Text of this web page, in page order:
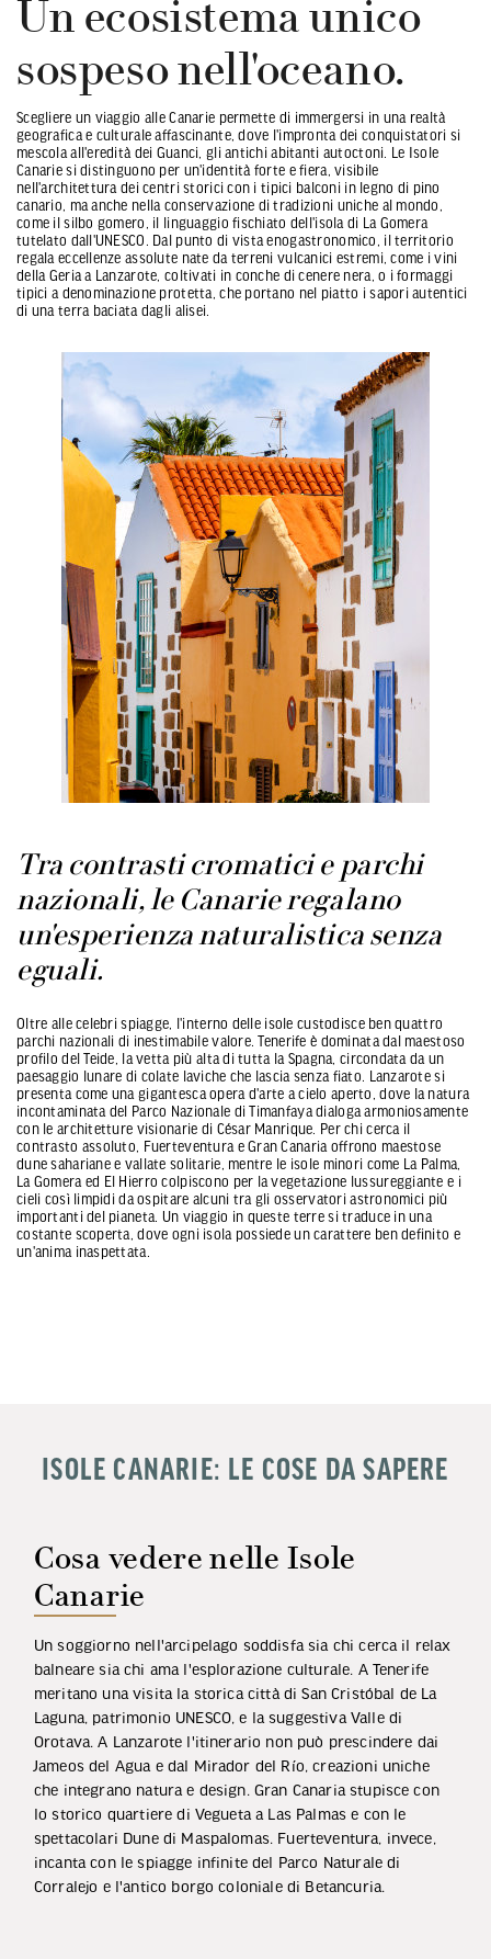
Un ecosistema unico
sospeso nell'oceano.
Scegliere un viaggio alle Canarie permette di immergersi in una realtà
geografica e culturale affascinante, dove l'impronta dei conquistatori si
mescola all'eredità dei Guanci, gli antichi abitanti autoctoni. Le Isole
Canarie si distinguono per un'identità forte e fiera, visibile
nell'architettura dei centri storici con i tipici balconi in legno di pino
canario, ma anche nella conservazione di tradizioni uniche al mondo,
come il silbo gomero, il linguaggio fischiato dell'isola di La Gomera
tutelato dall'UNESCO. Dal punto di vista enogastronomico, il territorio
regala eccellenze assolute nate da terreni vulcanici estremi, come i vini
della Geria a Lanzarote, coltivati in conche di cenere nera, o i formaggi
tipici a denominazione protetta, che portano nel piatto i sapori autentici
di una terra baciata dagli alisei.
Tra contrasti cromatici e parchi
nazionali, le Canarie regalano
un'esperienza naturalistica senza
eguali.
Oltre alle celebri spiagge, l'interno delle isole custodisce ben quattro
parchi nazionali di inestimabile valore. Tenerife è dominata dal maestoso
profilo del Teide, la vetta più alta di tutta la Spagna, circondata da un
paesaggio lunare di colate laviche che lascia senza fiato. Lanzarote si
presenta come una gigantesca opera d'arte a cielo aperto, dove la natura
incontaminata del Parco Nazionale di Timanfaya dialoga armoniosamente
con le architetture visionarie di César Manrique. Per chi cerca il
contrasto assoluto, Fuerteventura e Gran Canaria offrono maestose
dune sahariane e vallate solitarie, mentre le isole minori come La Palma,
La Gomera ed El Hierro colpiscono per la vegetazione lussureggiante e i
cieli così limpidi da ospitare alcuni tra gli osservatori astronomici più
importanti del pianeta. Un viaggio in queste terre si traduce in una
costante scoperta, dove ogni isola possiede un carattere ben definito e
un'anima inaspettata.
ISOLE CANARIE: LE COSE DA SAPERE
Cosa vedere nelle Isole
Canarie
Un soggiorno nell'arcipelago soddisfa sia chi cerca il relax
balneare sia chi ama l'esplorazione culturale. A Tenerife
meritano una visita la storica città di San Cristóbal de La
Laguna, patrimonio UNESCO, e la suggestiva Valle di
Orotava. A Lanzarote l'itinerario non può prescindere dai
Jameos del Agua e dal Mirador del Río, creazioni uniche
che integrano natura e design. Gran Canaria stupisce con
lo storico quartiere di Vegueta a Las Palmas e con le
spettacolari Dune di Maspalomas. Fuerteventura, invece,
incanta con le spiagge infinite del Parco Naturale di
Corralejo e l'antico borgo coloniale di Betancuria.